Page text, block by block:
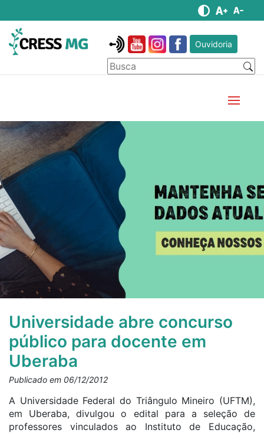
Ouvidoria
Universidade abre concurso
público para docente em
Uberaba
Publicado em 06/12/2012
A Universidade Federal do Triângulo Mineiro (UFTM),
em Uberaba, divulgou o edital para a seleção de
professores vinculados ao Instituto de Educação,